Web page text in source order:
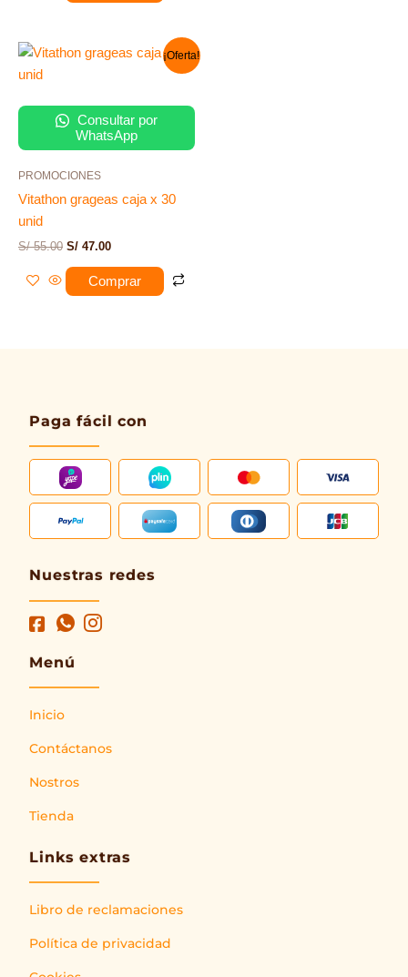
¡Oferta!
Consultar por
WhatsApp
PROMOCIONES
Vitathon grageas caja x 30
unid
S/55.00
El
precio
S/ 47.00
El
Comprar
Paga fácil con
Nuestras redes
Menú
Inicio
Contáctanos
Nostros
Tienda
Links extras
Libro de reclamaciones
Política de privacidad